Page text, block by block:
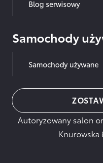
Blog serwisowy
Samochody
Samochody używane
Autoryzowany salon
Knurowska